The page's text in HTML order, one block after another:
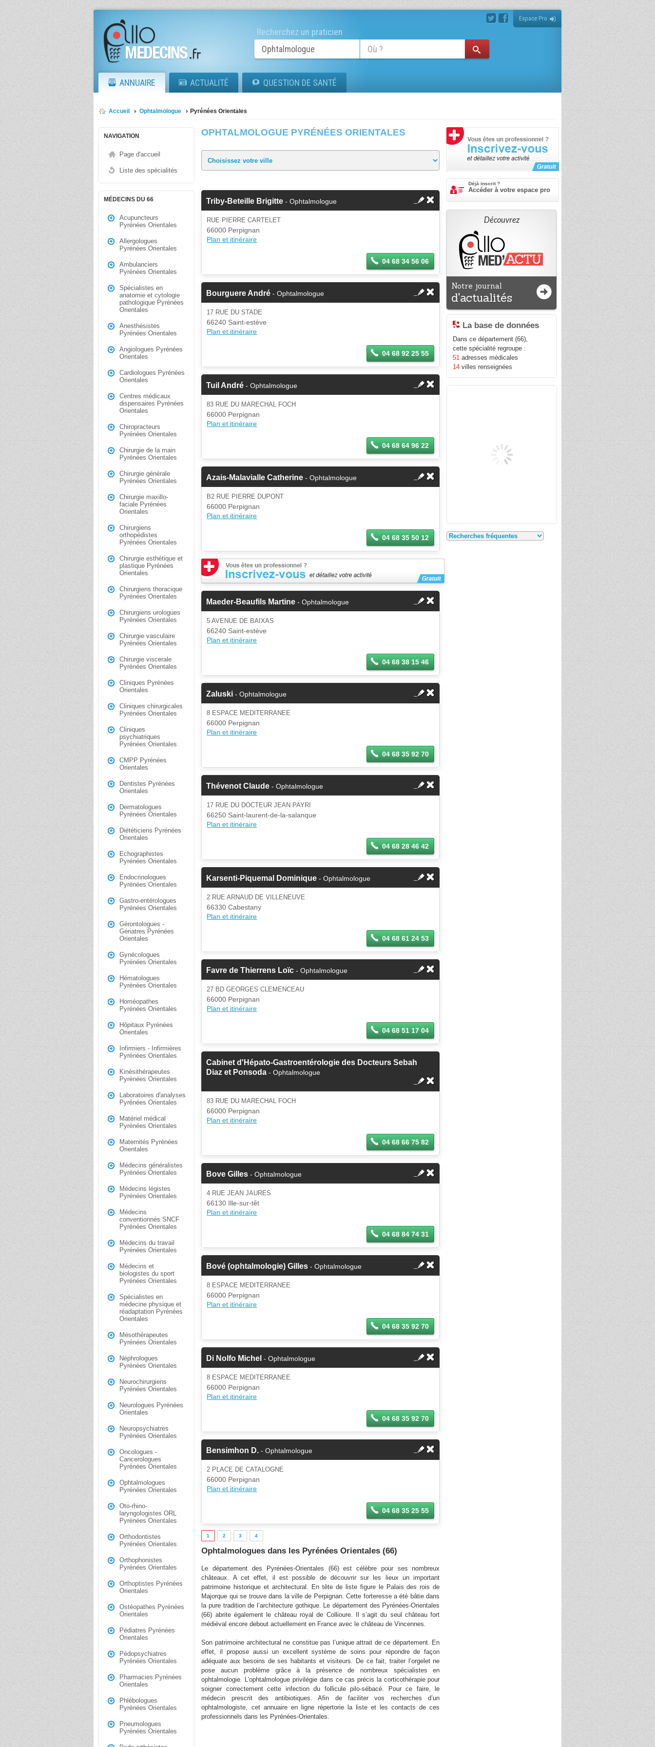
Espace Pro
Recherchez un praticien
ANNUAIRE ACTUALITÉ QUESTION DE SANTÉ
Accueil Ophtalmologue Pyrénées Orientales
NAVIGATION
Page d'accueil
Liste des spécialités
MÉDECINS DU 66
Acupuncteurs
Pyrénées Orientales
Allergologues
Pyrénées Orientales
Ambulanciers
Pyrénées Orientales
Spécialistes en
anatomie et cytologie
pathologique Pyrénées
Orientales
Anesthésistes
Pyrénées Orientales
Angiologues Pyrénées
Orientales
Cardiologues Pyrénées
Orientales
Centres médicaux
dispensaires Pyrénées
Orientales
Chiropracteurs
Pyrénées Orientales
Chirurgie de la main
Pyrénées Orientales
Chirurgie générale
Pyrénées Orientales
Chirurgie maxillo-
faciale Pyrénées
Orientales
Chirurgiens
orthopédistes
Pyrénées Orientales
Chirurgie esthétique et
plastique Pyrénées
Orientales
Chirurgiens thoracique
Pyrénées Orientales
Chirurgiens urologues
Pyrénées Orientales
Chirurgie vasculaire
Pyrénées Orientales
Chirurgie viscerale
Pyrénées Orientales
Cliniques Pyrénées
Orientales
Cliniques chirurgicales
Pyrénées Orientales
Cliniques
psychiatriques
Pyrénées Orientales
CMPP Pyrénées
Orientales
Dentistes Pyrénées
Orientales
Dermatologues
Pyrénées Orientales
Diététiciens Pyrénées
Orientales
Echographistes
Pyrénées Orientales
Endocrinologues
Pyrénées Orientales
Gastro-entérologues
Pyrénées Orientales
Gérontologues -
Gériatres Pyrénées
Orientales
Gynécologues
Pyrénées Orientales
Hématologues
Pyrénées Orientales
Homéopathes
Pyrénées Orientales
Hôpitaux Pyrénées
Orientales
Infirmiers - Infirmières
Pyrénées Orientales
Kinésithérapeutes
Pyrénées Orientales
Laboratoires d'analyses
Pyrénées Orientales
Matériel médical
Pyrénées Orientales
Maternités Pyrénées
Orientales
Médecins généralistes
Pyrénées Orientales
Médecins légistes
Pyrénées Orientales
Médecins
conventionnés SNCF
Pyrénées Orientales
Médecins du travail
Pyrénées Orientales
Médecins et
biologistes du sport
Pyrénées Orientales
Spécialistes en
médecine physique et
réadaptation Pyrénées
Orientales
Mésothérapeutes
Pyrénées Orientales
Néphrologues
Pyrénées Orientales
Neurochirurgiens
Pyrénées Orientales
Neurologues Pyrénées
Orientales
Neuropsychiatres
Pyrénées Orientales
Oncologues -
Cancerologues
Pyrénées Orientales
Ophtalmologues
Pyrénées Orientales
Oto-rhino-
laryngologistes ORL
Pyrénées Orientales
Orthodontistes
Pyrénées Orientales
Orthophonistes
Pyrénées Orientales
Orthoptistes Pyrénées
Orientales
Ostéopathes Pyrénées
Orientales
Pédiatres Pyrénées
Orientales
Pédopsychiatres
Pyrénées Orientales
Pharmacies Pyrénées
Orientales
Phlébologues
Pyrénées Orientales
Pneumologues
Pyrénées Orientales
OPHTALMOLOGUE PYRÉNÉES ORIENTALES
Triby-Beteille Brigitte - Ophtalmologue
RUE PIERRE CARTELET
66000 Perpignan
Plan et itinéraire
04 68 34 56 06
Bourguere André - Ophtalmologue
17 RUE DU STADE
66240 Saint-estève
Plan et itinéraire
04 68 92 25 55
Tuil André - Ophtalmologue
83 RUE DU MARECHAL FOCH
66000 Perpignan
Plan et itinéraire
04 68 64 96 22
Azais-Malavialle Catherine - Ophtalmologue
B2 RUE PIERRE DUPONT
66000 Perpignan
Plan et itinéraire
04 68 35 50 12
Maeder-Beaufils Martine - Ophtalmologue
5 AVENUE DE BAIXAS
66240 Saint-estève
Plan et itinéraire
04 68 38 15 46
Zaluski - Ophtalmologue
8 ESPACE MEDITERRANEE
66000 Perpignan
Plan et itinéraire
04 68 35 92 70
Thévenot Claude - Ophtalmologue
17 RUE DU DOCTEUR JEAN PAYRI
66250 Saint-laurent-de-la-salanque
Plan et itinéraire
04 68 28 46 42
Karsenti-Piquemal Dominique - Ophtalmologue
2 RUE ARNAUD DE VILLENEUVE
66330 Cabestany
Plan et itinéraire
04 68 61 24 53
Favre de Thierrens Loïc - Ophtalmologue
27 BD GEORGES CLEMENCEAU
66000 Perpignan
Plan et itinéraire
04 68 51 17 04
Cabinet d'Hépato-Gastroentérologie des Docteurs Sebah
Diaz et Ponsoda - Ophtalmologue
83 RUE DU MARECHAL FOCH
66000 Perpignan
Plan et itinéraire
04 68 66 75 82
Bove Gilles - Ophtalmologue
4 RUE JEAN JAURES
66130 Ille-sur-têt
Plan et itinéraire
04 68 84 74 31
Bové (ophtalmologie) Gilles - Ophtalmologue
8 ESPACE MEDITERRANEE
66000 Perpignan
Plan et itinéraire
04 68 35 92 70
Di Nolfo Michel - Ophtalmologue
8 ESPACE MEDITERRANEE
66000 Perpignan
Plan et itinéraire
04 68 35 92 70
Bensimhon D. - Ophtalmologue
2 PLACE DE CATALOGNE
66000 Perpignan
Plan et itinéraire
04 68 35 25 55
1 2 3 4
Ophtalmologues dans les Pyrénées Orientales (66)
Le département des Pyrénées-Orientales (66) est célèbre pour ses nombreux
châteaux. A cet effet, il est possible de découvrir sur les lieux un important
patrimoine historique et architectural. En tête de liste figure le Palais des rois de
Majorque qui se trouve dans la ville de Perpignan. Cette forteresse a été bâtie dans
la pure tradition de l’architecture gothique. Le département des Pyrénées-Orientales
(66) abrite également le château royal de Collioure. Il s’agit du seul château fort
médiéval encore debout actuellement en France avec le château de Vincennes.
Son patrimoine architectural ne constitue pas l’unique attrait de ce département. En
effet, il propose aussi un excellent système de soins pour répondre de façon
adéquate aux besoins de ses habitants et visiteurs. De ce fait, traiter l’orgelet ne
pose aucun problème grâce à la présence de nombreux spécialistes en
ophtalmologie. L'ophtalmologue privilégie dans ce cas précis la corticothérapie pour
soigner correctement cette infection du follicule pilo-sébacé. Pour ce faire, le
médecin prescrit des antibiotiques. Afin de faciliter vos recherches d’un
ophtalmologiste, cet annuaire en ligne répertorie la liste et les contacts de ces
professionnels dans les Pyrénées-Orientales.
Déjà inscrit ?
Accéder à votre espace pro
Découvrez
Notre journal
d'actualités
La base de données
Dans ce département (66),
cette spécialité regroupe :
51 adresses médicales
14 villes renseignées